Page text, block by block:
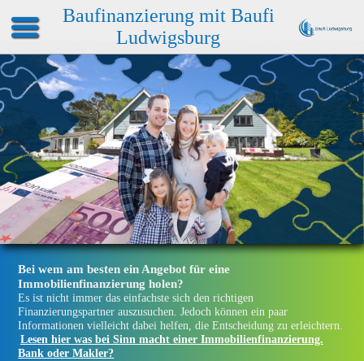
Baufinanzierung mit Baufi
Ludwigsburg
Bei wem am besten ein Angebot für eine
Immobilienfinanzierung holen?
Es ist nicht immer das einfachste sich den richtigen
Finanzierungspartner auszusuchen. Jedoch können ein paar
Informationen vielleicht dabei helfen, die Entscheidung zu erleichtern.
Lesen hier was bei Sinn macht einer Immobilienfinanzierung.
Bank oder Makler?